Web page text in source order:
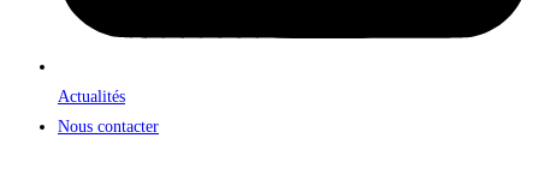
Actualités
Nous contacter